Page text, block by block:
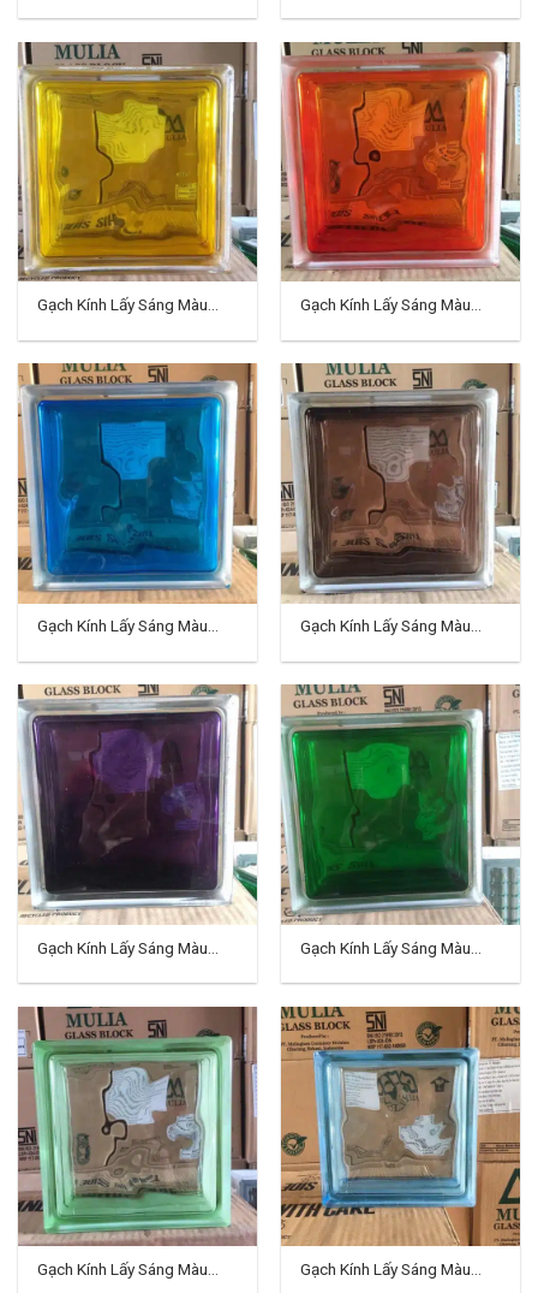
Gạch Kính Lấy Sáng Màu
Gạch Kính Lấy Sáng Màu
Gạch Kính Lấy Sáng Màu
Gạch Kính Lấy Sáng Màu
Gạch Kính Lấy Sáng Màu
Gạch Kính Lấy Sáng Màu
Gạch Kính Lấy Sáng Màu
Gạch Kính Lấy Sáng Màu